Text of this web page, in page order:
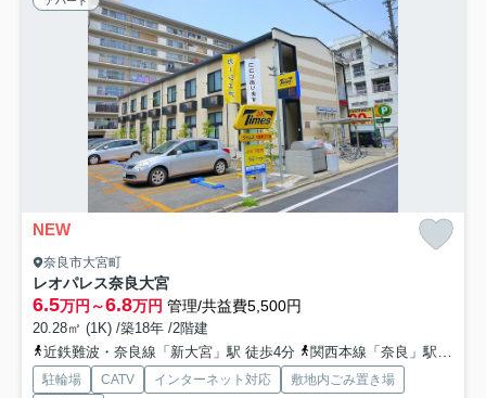
NEW
奈良市大宮町
レオパレス奈良大宮
6.5万円～6.8万円 管理/共益費5,500円
20.28㎡ (1K) /築18年 /2階建
近鉄難波・奈良線「新大宮」駅 徒歩4分
関西本線「奈良」駅 徒歩10分
駐輪場 CATV インターネット対応
敷地内ごみ置き場